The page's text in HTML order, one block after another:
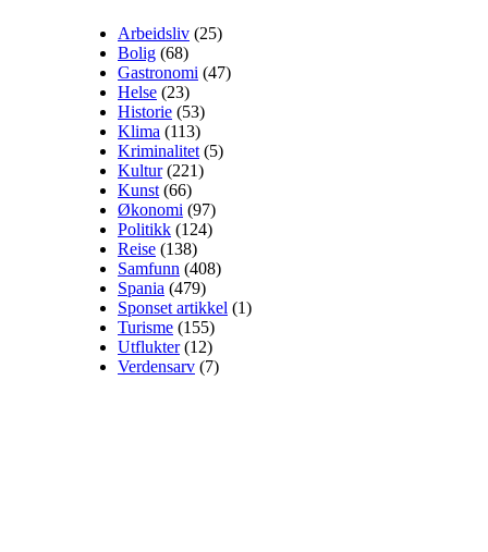
Arbeidsliv (25)
Bolig (68)
Gastronomi (47)
Helse (23)
Historie (53)
Klima (113)
Kriminalitet (5)
Kultur(221)
Kunst (66)
Økonomi (97)
Politikk (124)
Reise (138)
Samfunn (408)
Spania (479)
Sponset artikkel (1)
Turisme (155)
Utflukter(12)
Verdensarv (7)